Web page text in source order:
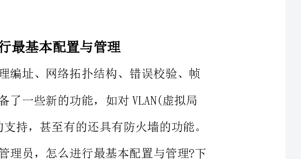
域网)的支持、对链路汇聚的支持，甚至有的还具有防火墙的功能。
对于使用者，尤其是交换机管理员，怎么进行最基本配置与管理?下
面我们就来看看详细的教程，需要的朋友可以参考下